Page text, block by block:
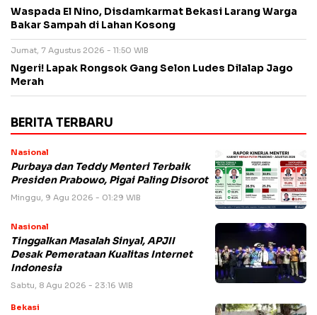
Waspada El Nino, Disdamkarmat Bekasi Larang Warga
Bakar Sampah di Lahan Kosong
Jumat, 7 Agustus 2026 - 11:50 WIB
Ngeri! Lapak Rongsok Gang Selon Ludes Dilalap Jago
Merah
BERITA TERBARU
Nasional
Purbaya dan Teddy Menteri Terbaik
Presiden Prabowo, Pigai Paling Disorot
Minggu, 9 Agu 2026 - 01:29 WIB
Nasional
Tinggalkan Masalah Sinyal, APJII
Desak Pemerataan Kualitas Internet
Indonesia
Sabtu, 8 Agu 2026 - 23:16 WIB
Bekasi